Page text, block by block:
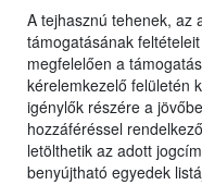
A tejhasznú tehenek, az
támogatásának
megfelelően a
kérelemkezelő felületén
igénylők részére a
hozzáféréssel
letölthetik az adott
benyújtható egyedek